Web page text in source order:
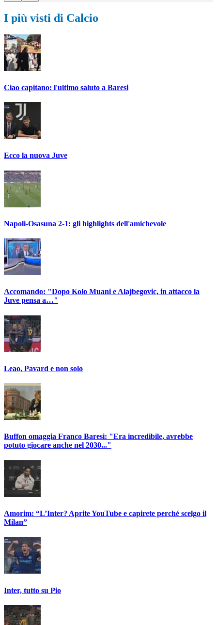
I più visti di Calcio
Ciao capitano: l'ultimo saluto a Baresi
Ecco la nuova Juve
Napoli-Osasuna 2-1: gli highlights dell'amichevole
Accomando: "Dopo Kolo Muani e Alajbegovic, in attacco la
Juve pensa a…"
Leao, Pavard e non solo
Buffon omaggia Franco Baresi: "Era incredibile, avrebbe
potuto giocare anche nel 2030..."
Amorim: “L’Inter? Aprite YouTube e capirete perché scelgo il
Milan”
Inter, tutto su Pio